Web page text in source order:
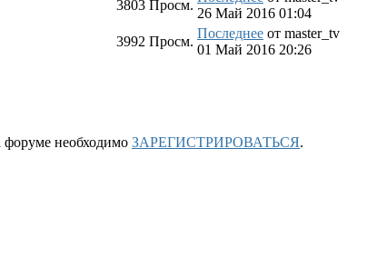
3803 Просм.
26 Май 2016 01:04
3992 Просм.
Последнее от master_tv
01 Май 2016 20:26
форуме необходимо ЗАРЕГИСТРИРОВАТЬСЯ.